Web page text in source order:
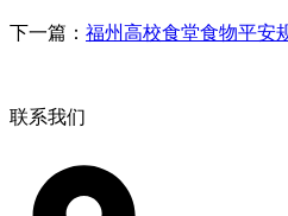
下一篇： 福州高校食堂食物平安
联系我们